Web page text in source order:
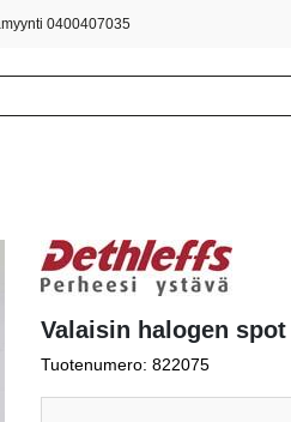
0400407035
Valaisin halogen
Tuotenumero: 822075